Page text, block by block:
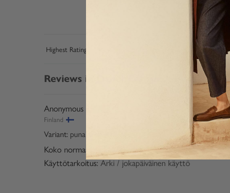
Sort by
Reviews in Other Languages
Anonymous
Finland
punainen / XL
Koko normaalisti:
EU 42 / L
Käyttötarkoitus: Arki / jokapäiväinen käyttö